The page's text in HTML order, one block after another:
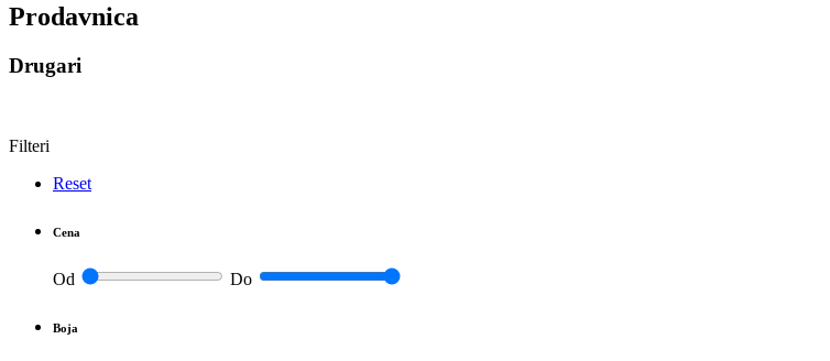
Prodavnica
Drugari
Filteri
Reset
Cena
Od Do
Boja